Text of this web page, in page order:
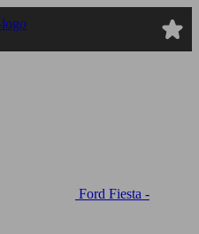
Ford Fiesta -